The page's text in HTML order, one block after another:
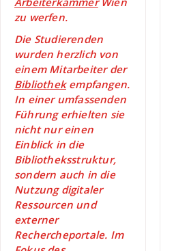
zu werfen.
Die Studierenden
wurden herzlich von
einem Mitarbeiter der
Bibliothekempfangen.
In einer umfassenden
Führung erhielten sie
nicht nur einen
Einblick in die
Bibliotheksstruktur,
sondern auch in die
Nutzung digitaler
Ressourcen und
externer
Rechercheportale. Im